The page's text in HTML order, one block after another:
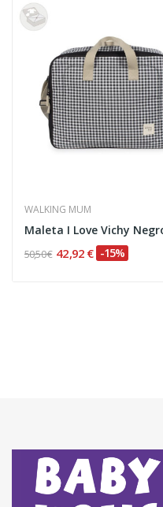
WALKING MUM
50,50 € 42,92 € -15%